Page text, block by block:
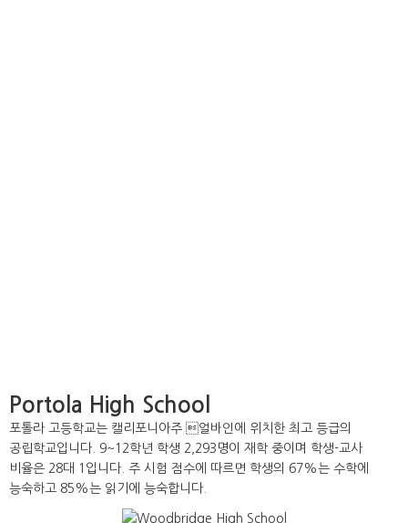
Portola High School
포톨라 고등학교는 캘리포니아주 얼바인에 위치한 최고 등급의
공립학교입니다. 9~12학년 학생 2,293명이 재학 중이며 학생-교사
비율은 28대 1입니다. 주 시험 점수에 따르면 학생의 67%는 수학에
능숙하고 85%는 읽기에 능숙합니다.